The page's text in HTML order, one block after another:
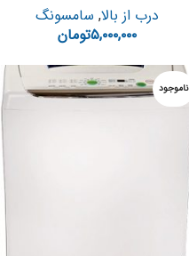
درب از بالا, سامسونگ
۵,۰۰۰,۰۰۰تومان
ناموجود